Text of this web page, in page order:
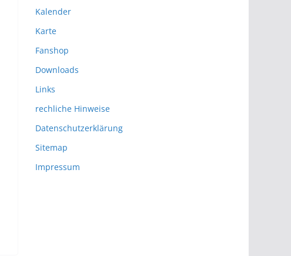
Kalender
Karte
Fanshop
Downloads
Links
rechliche Hinweise
Datenschutzerklärung
Sitemap
Impressum